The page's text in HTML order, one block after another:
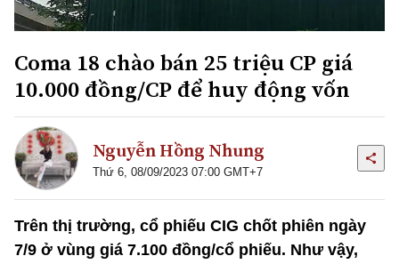
Coma 18 chào bán 25 triệu CP giá
10.000 đồng/CP để huy động vốn
Nguyễn Hồng Nhung
Thứ 6, 08/09/2023 07:00 GMT+7
Trên thị trường, cổ phiếu CIG chốt phiên ngày
7/9 ở vùng giá 7.100 đồng/cổ phiếu. Như vậy,